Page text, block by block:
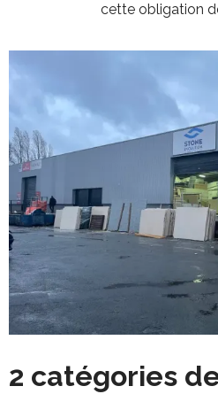
cette obligation
2 catégories